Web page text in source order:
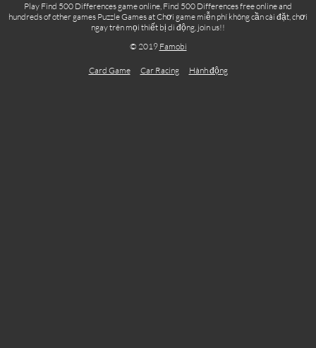
Play Find 500 Differences game online, Find 500 Differences free online and
hundreds of other games Puzzle Games at Chơi game miễn phí không cần cài đặt, chơi
ngay trên mọi thiết bị di động, join us!!
© 2019 Famobi
Card Game Car Racing Hành động